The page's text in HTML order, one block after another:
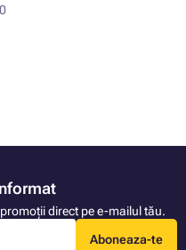
direct pe e-mailul tău.
Aboneaza-te